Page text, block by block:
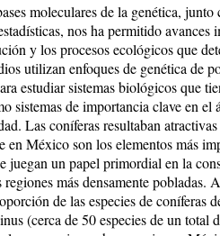
moleculares de la genética, junto
nos ha permitido avances
y los procesos ecológicos que
utilizan enfoques de genética de
estudiar sistemas biológicos que
sistemas de importancia clave en el
Las coníferas resultaban
en México son los elementos más
juegan un papel primordial en la
más densamente pobladas.
de las especies de coníferas
(cerca de 50 especies de un total